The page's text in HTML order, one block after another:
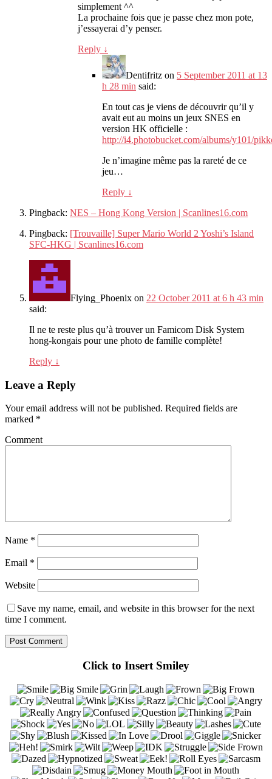
simplement ^^
La prochaine fois que je passe chez mon pote,
j’essayerai d’y penser.
Reply ↓
Dentifritz on 5 September 2011 at 13
h 28 min said:
En tout cas je viens de découvrir qu’il y
avait eut au moins un jeux SNES en
version HK officielle :
http://i4.photobucket.com/albums/y101/
Je n’imagine même pas la rareté de ce
jeu…
Reply ↓
Pingback: NES – Hong Kong Version | Scanlines16.com
Pingback: [Trouvaille] Super Mario World 2 Yoshi’s Island
SFC-HKG | Scanlines16.com
Flying_Phoenix on 22 October 2011 at 6 h 43 min
said:
Il ne te reste plus qu’à trouver un Famicom Disk System
hong-kongais pour une photo de famille complète!
Reply ↓
Leave a Reply
Your email address will not be published. Required fields are
marked *
Comment
Name *
Email *
Website
Save my name, email, and website in this browser for the next
time I comment.
Click to Insert Smiley